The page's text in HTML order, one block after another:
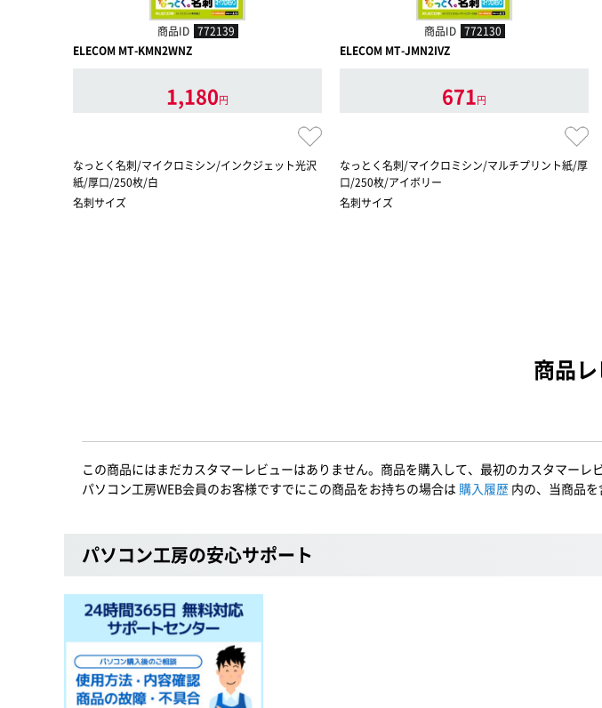
商品ID 772139
ELECOM MT-KMN2WNZ
1,180円
なっとく名刺/マイクロミシン/インクジェット光沢
紙/厚口/250枚/白
名刺サイズ
商品ID 772130
ELECOM MT-JMN2IVZ
671円
なっとく名刺/マイクロミシン/マルチプリント紙/厚
口/250枚/アイボリー
名刺サイズ
商品
この商品にはまだカスタマーレビューはありません。商品を購入して、最初のカスタマーレ
パソコン工房WEB会員のお客様ですでにこの商品をお持ちの場合は 購入履歴 内の、当商品
パソコン工房の安心サポート